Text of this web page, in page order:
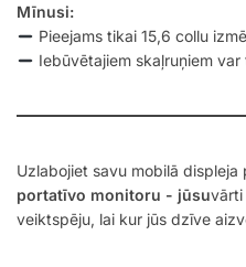
Mīnusi:
Pieejams tikai 15,6 collu
Iebūvētajiem skaļruņiem
Uzlabojiet savu mobilā displeja
portatīvo monitoru - jūsuvārti
veiktspēju, lai kur jūs dzīve